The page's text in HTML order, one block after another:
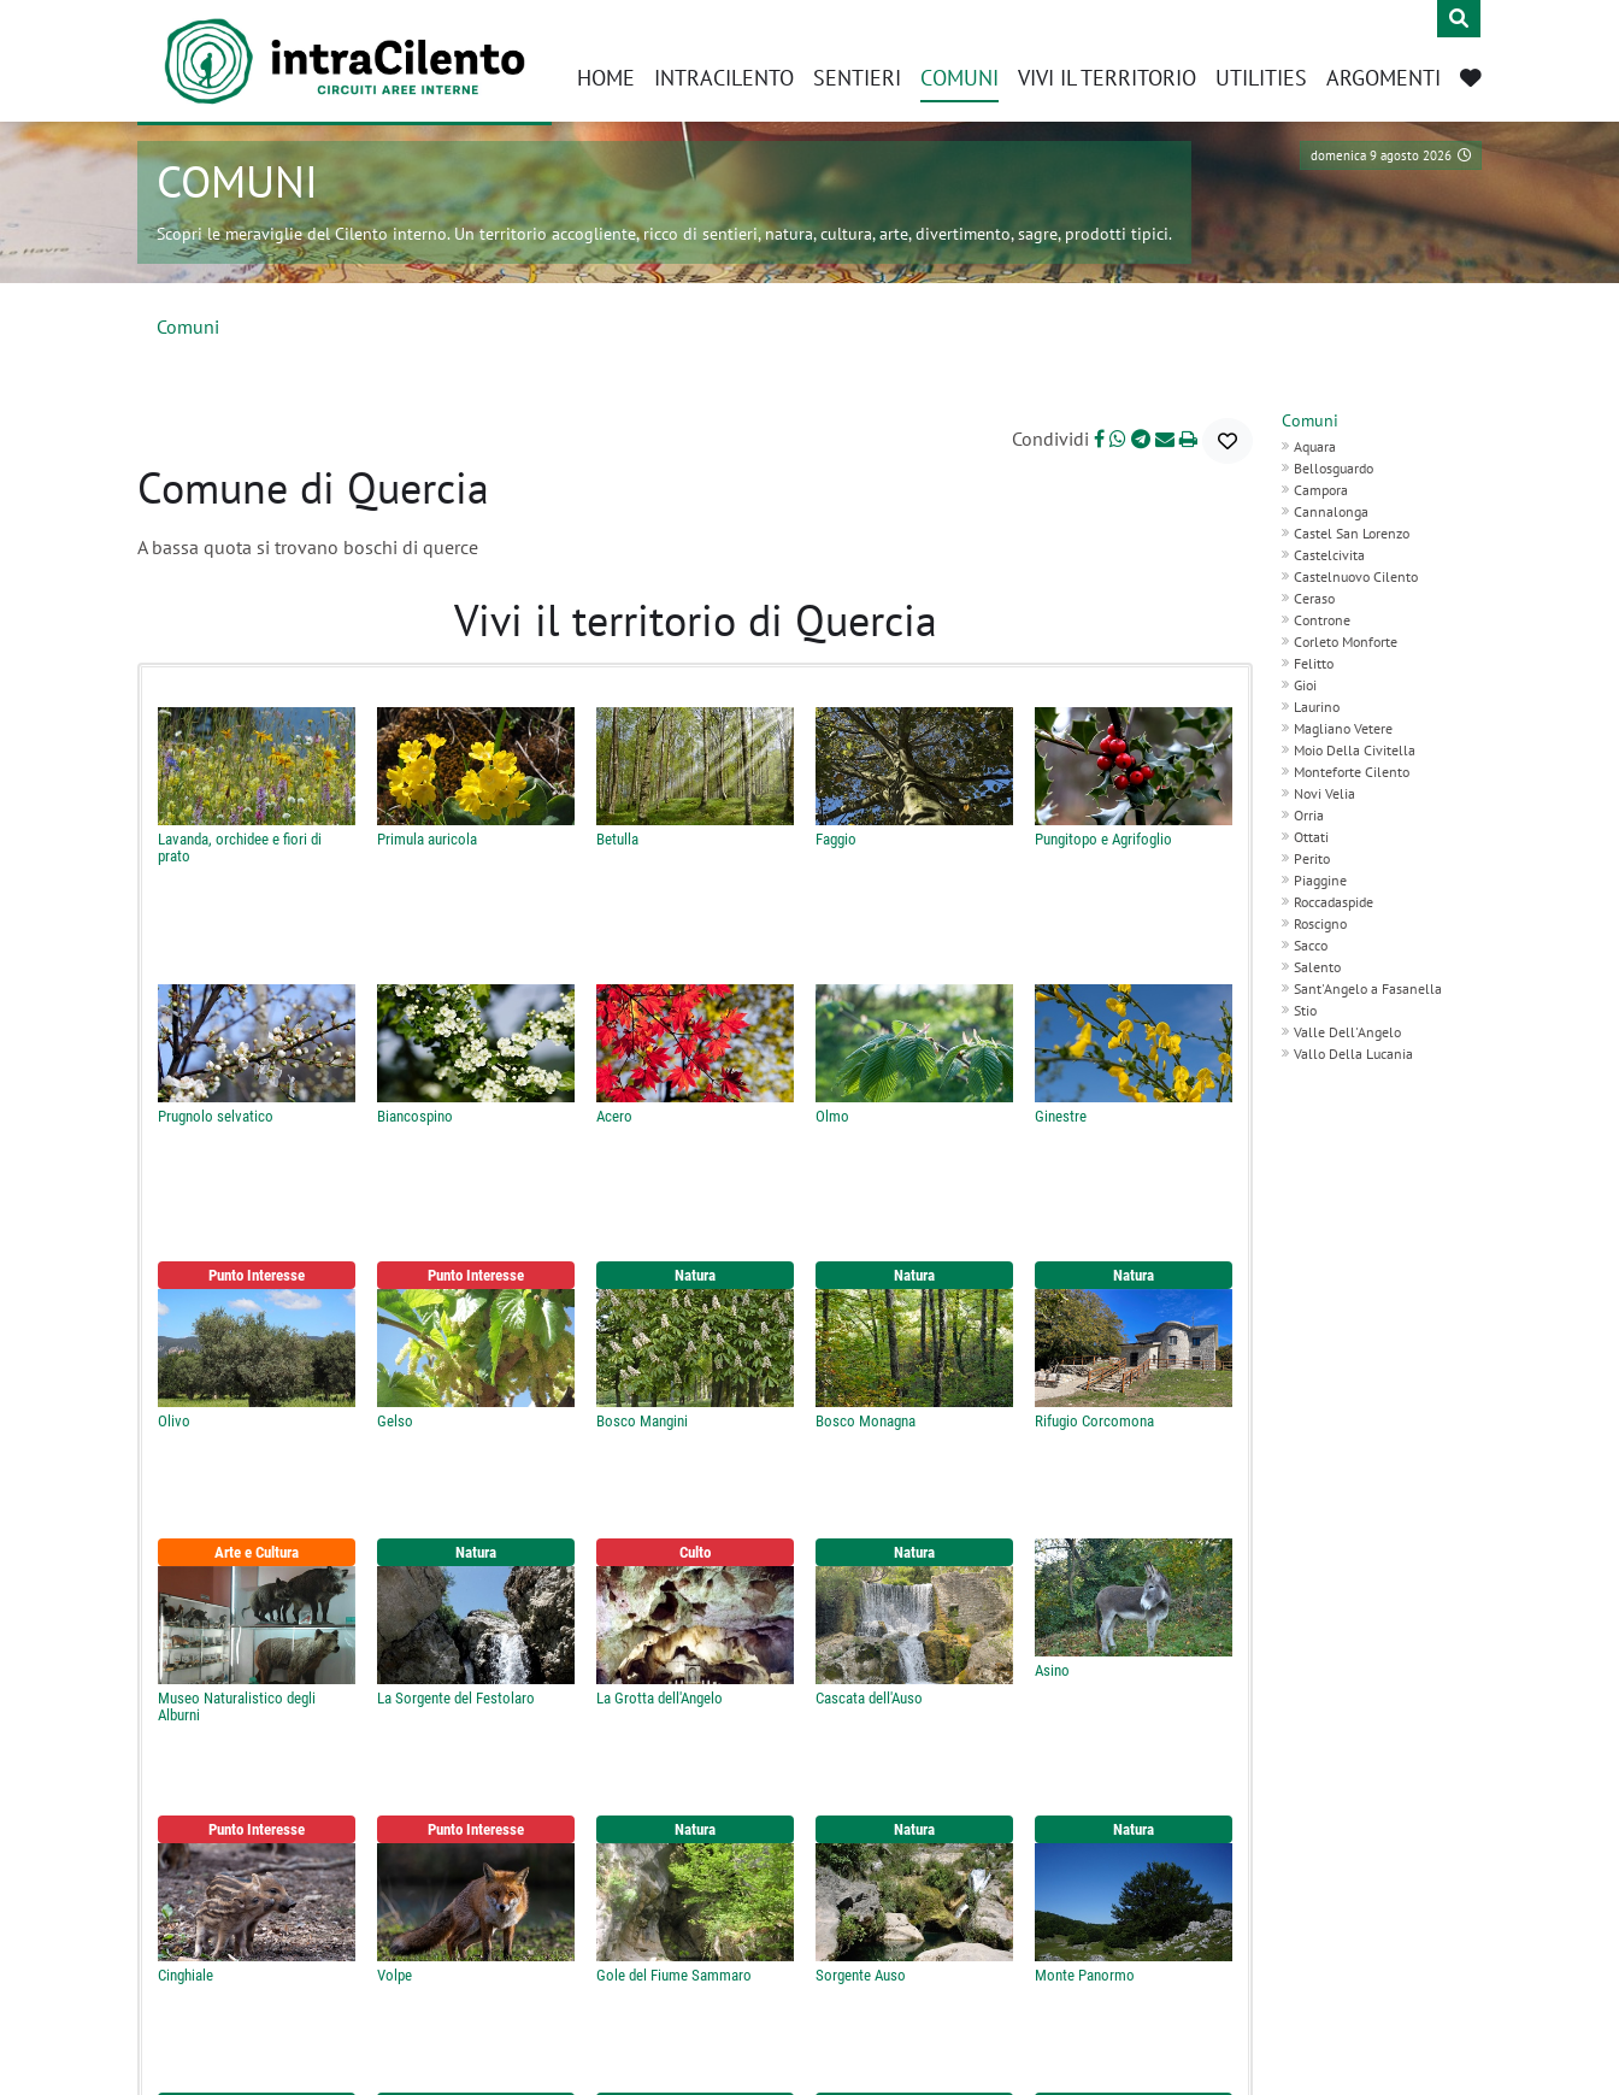
HOME INTRACILENTO SENTIERI COMUNI VIVI IL TERRITORIO UTILITIES ARGOMENTI
domenica 9 agosto 2026
COMUNI
Scopri le meraviglie del Cilento interno. Un territorio accogliente, ricco di sentieri, natura, cultura, arte, divertimento, sagre, prodotti tipici.
Comuni
Condividi
Comune di Quercia
A bassa quota si trovano boschi di querce
Vivi il territorio di Quercia
Lavanda, orchidee e fiori di
prato
Primula auricola Betulla Faggio Pungitopo e Agrifoglio
Prugnolo selvatico Biancospino Acero Olmo Ginestre
Punto Interesse
Olivo
Punto Interesse
Gelso
Natura
Bosco Mangini
Natura
Bosco Monagna
Natura
Rifugio Corcomona
Arte e Cultura
Museo Naturalistico degli
Alburni
Natura
La Sorgente del Festolaro
Culto
La Grotta dell'Angelo
Natura
Cascata dell'Auso
Asino
Punto Interesse
Cinghiale
Punto Interesse
Volpe
Natura
Gole del Fiume Sammaro
Natura
Sorgente Auso
Natura
Monte Panormo
Comuni
Aquara
Bellosguardo
Campora
Cannalonga
Castel San Lorenzo
Castelcivita
Castelnuovo Cilento
Ceraso
Controne
Corleto Monforte
Felitto
Gioi
Laurino
Magliano Vetere
Moio Della Civitella
Monteforte Cilento
Novi Velia
Orria
Ottati
Perito
Piaggine
Roccadaspide
Roscigno
Sacco
Salento
Sant'Angelo a Fasanella
Stio
Valle Dell'Angelo
Vallo Della Lucania